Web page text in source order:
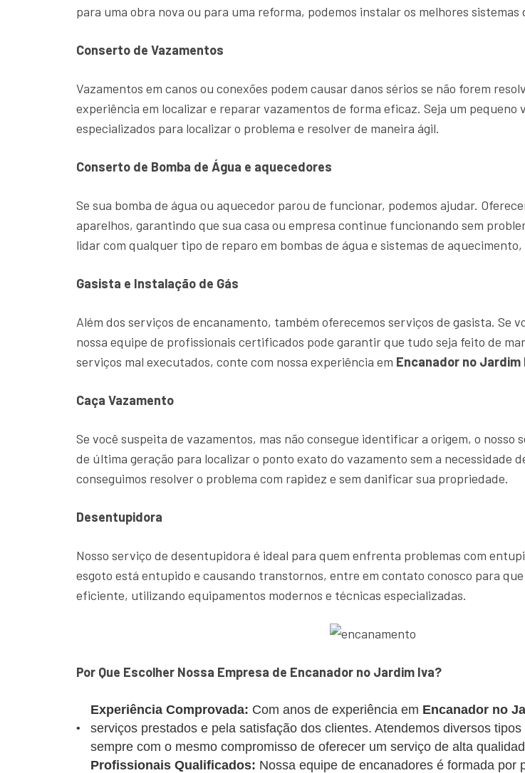
para uma obra nova ou para uma reforma, podemos instalar os melhores
Conserto de Vazamentos
Vazamentos em canos ou conexões podem causar danos sérios se não forem
experiência em localizar e reparar vazamentos de forma eficaz. Seja um
especializados para localizar o problema e resolver de maneira ágil.
Conserto de Bomba de Água e aquecedores
Se sua bomba de água ou aquecedor parou de funcionar, podemos ajudar.
aparelhos, garantindo que sua casa ou empresa continue funcionando sem
lidar com qualquer tipo de reparo em bombas de água e sistemas de
Gasista e Instalação de Gás
Além dos serviços de encanamento, também oferecemos serviços de gasista. Se
nossa equipe de profissionais certificados pode garantir que tudo seja feito de
serviços mal executados, conte com nossa experiência em Encanador no Jardim
Caça Vazamento
Se você suspeita de vazamentos, mas não consegue identificar a origem, o nosso
de última geração para localizar o ponto exato do vazamento sem a necessidade
conseguimos resolver o problema com rapidez e sem danificar sua propriedade.
Desentupidora
Nosso serviço de desentupidora é ideal para quem enfrenta problemas com
esgoto está entupido e causando transtornos, entre em contato conosco para
eficiente, utilizando equipamentos modernos e técnicas especializadas.
Por Que Escolher Nossa Empresa de Encanador no Jardim Iva?
Experiência Comprovada: Com anos de experiência em Encanador no
serviços prestados e pela satisfação dos clientes. Atendemos diversos
sempre com o mesmo compromisso de oferecer um serviço de alta
Profissionais Qualificados: Nossa equipe de encanadores é formada